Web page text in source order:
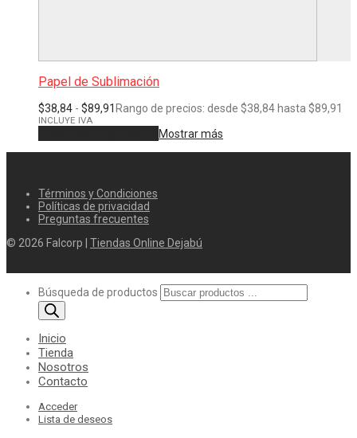
Papel de Sublimación
$38,84 - $89,91 Rango de precios: desde $38,84 hasta $89,91
INCLUYE IVA
Mostrar más
Términos y Condiciones
Políticas de privacidad
Preguntas frecuentes
© 2026 Falcorp | Tiendas Online Dejabú
Búsqueda de productos
Inicio
Tienda
Nosotros
Contacto
Acceder
Lista de deseos